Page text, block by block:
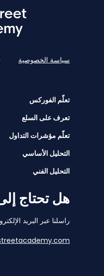
سياسة الخصوصية
تعلّم الفوركس
تعرف على السلع
تعلّم مؤشرات التداول
التحليل الأساسي
التحليل الفني
هل تحتاج
راسلنا عبر البريد